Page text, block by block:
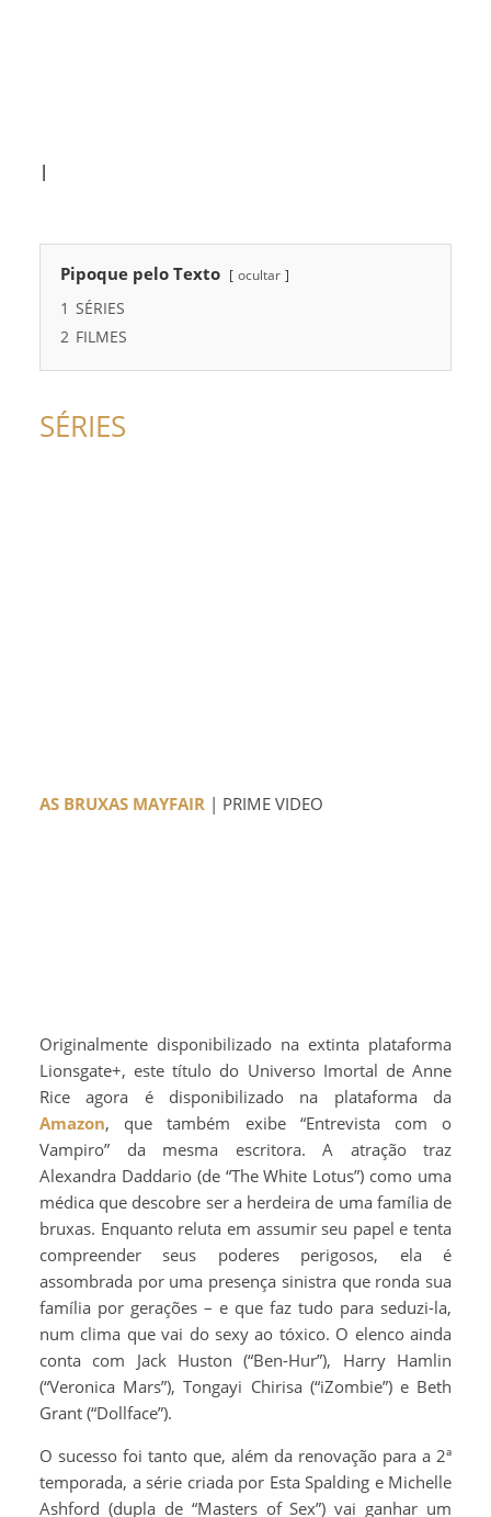
|
Pipoque pelo Texto ocultar
1 SÉRIES
2 FILMES
SÉRIES
AS BRUXAS MAYFAIR | PRIME VIDEO
Originalmente disponibilizado na extinta plataforma
Lionsgate+, este título do Universo Imortal de Anne
Rice agora é disponibilizado na plataforma da
Amazon, que também exibe “Entrevista com o
Vampiro” da mesma escritora. A atração traz
Alexandra Daddario (de “The White Lotus”) como uma
médica que descobre ser a herdeira de uma família de
bruxas. Enquanto reluta em assumir seu papel e tenta
compreender seus poderes perigosos, ela é
assombrada por uma presença sinistra que ronda sua
família por gerações – e que faz tudo para seduzi-la,
num clima que vai do sexy ao tóxico. O elenco ainda
conta com Jack Huston (“Ben-Hur”), Harry Hamlin
(“Veronica Mars”), Tongayi Chirisa (“iZombie”) e Beth
Grant (“Dollface”).
O sucesso foi tanto que, além da renovação para a 2ª
temporada, a série criada por Esta Spalding e Michelle
Ashford (dupla de “Masters of Sex”) vai ganhar um